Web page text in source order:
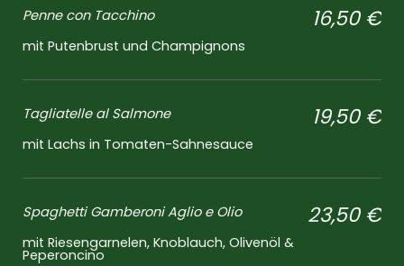
Penne con Tacchino
mit Putenbrust und Champignons
16,50 €
Tagliatelle al Salmone
mit Lachs in Tomaten-Sahnesauce
19,50 €
Spaghetti Gamberoni Aglio e Olio
mit Riesengarnelen, Knoblauch, Olivenöl &
Peperoncino
23,50 €